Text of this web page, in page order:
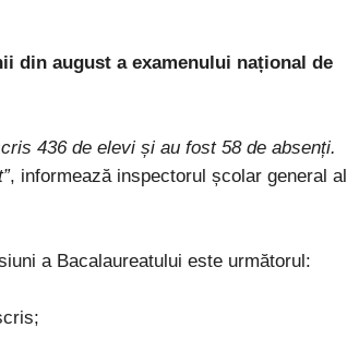
din august a examenului național de
436 de elevi și au fost 58 de absenți.
, informează inspectorul școlar general al
a Bacalaureatului este următorul: